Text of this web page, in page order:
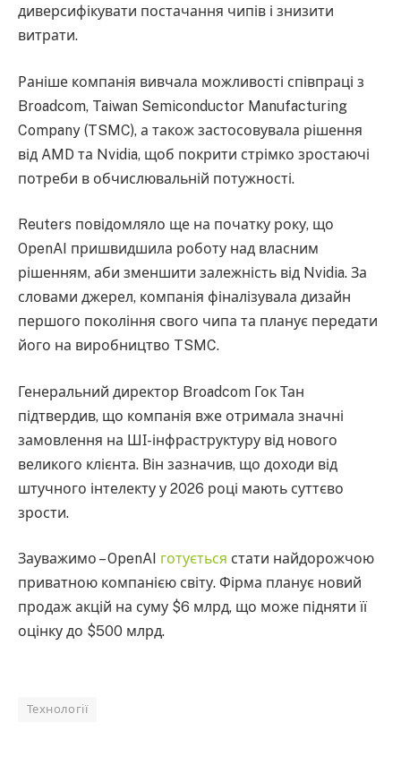
диверсифікувати постачання чипів і знизити
витрати.
Раніше компанія вивчала можливості співпраці з
Broadcom, Taiwan Semiconductor Manufacturing
Company (TSMC), а також застосовувала рішення
від AMD та Nvidia, щоб покрити стрімко зростаючі
потреби в обчислювальній потужності.
Reuters повідомляло ще на початку року, що
OpenAI пришвидшила роботу над власним
рішенням, аби зменшити залежність від Nvidia. За
словами джерел, компанія фіналізувала дизайн
першого покоління свого чипа та планує передати
його на виробництво TSMC.
Генеральний директор Broadcom Гок Тан
підтвердив, що компанія вже отримала значні
замовлення на ШІ-інфраструктуру від нового
великого клієнта. Він зазначив, що доходи від
штучного інтелекту у 2026 році мають суттєво
зрости.
Зауважимо – OpenAI готується стати найдорожчою
приватною компанією світу. Фірма планує новий
продаж акцій на суму $6 млрд, що може підняти її
оцінку до $500 млрд.
Технології